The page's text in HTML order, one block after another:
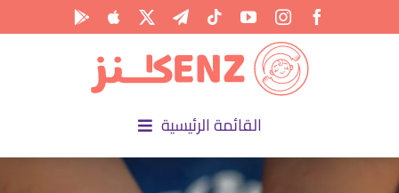
القائمة الرئيسية
الرئيسية